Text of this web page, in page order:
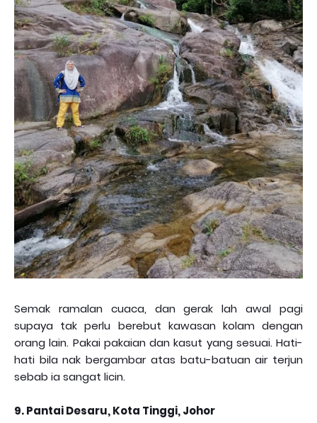
Semak ramalan cuaca, dan gerak lah awal pagi
supaya tak perlu berebut kawasan kolam dengan
orang lain. Pakai pakaian dan kasut yang sesuai. Hati-
hati bila nak bergambar atas batu-batuan air terjun
sebab ia sangat licin.
9. Pantai Desaru, Kota Tinggi, Johor